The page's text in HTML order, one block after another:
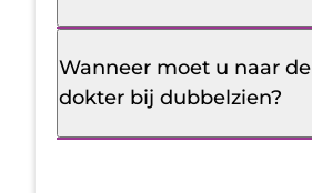
Wanneer moet u naar de
dokter bij dubbelzien?